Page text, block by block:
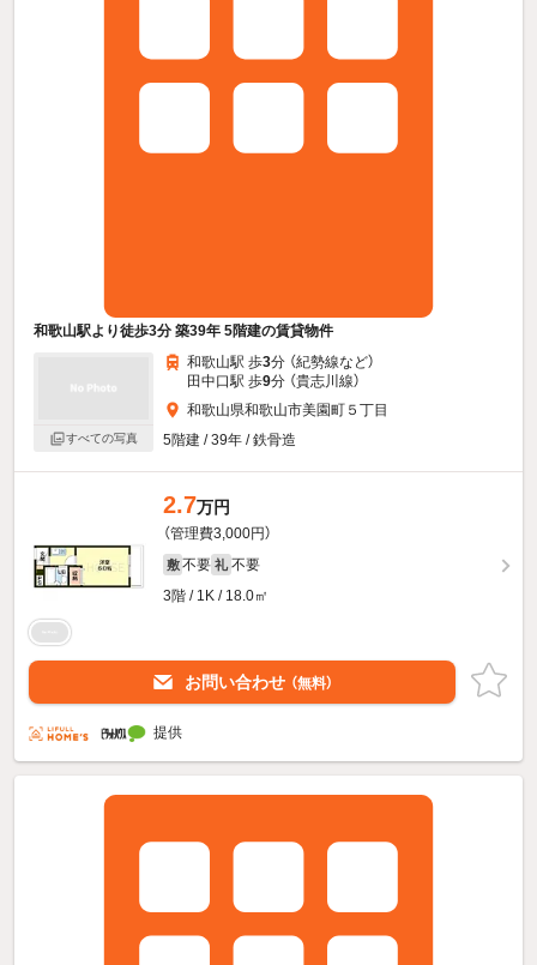
和歌山駅より徒歩3分 築39年 5階建の賃貸物件
すべての写真
和歌山駅 歩3分 （紀勢線など）
田中口駅 歩9分 （貴志川線）
和歌山県和歌山市美園町５丁目
5階建 / 39年 / 鉄骨造
2.7万円
（管理費3,000円）
敷 不要 礼 不要
3階 / 1K / 18.0㎡
お問い合わせ （無料）
提供